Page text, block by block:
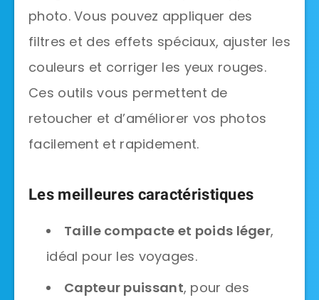
photo. Vous pouvez appliquer des
filtres et des effets spéciaux, ajuster les
couleurs et corriger les yeux rouges.
Ces outils vous permettent de
retoucher et d’améliorer vos photos
facilement et rapidement.
Les meilleures caractéristiques
Taille compacte et poids léger,
idéal pour les voyages.
Capteur puissant, pour des